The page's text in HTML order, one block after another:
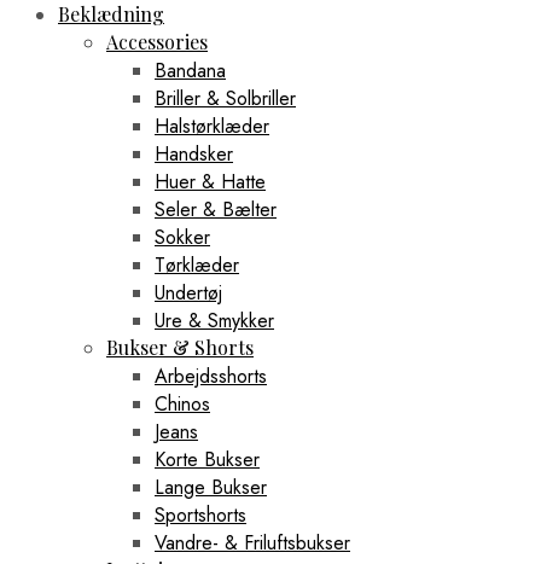
Beklædning
Accessories
Bandana
Briller & Solbriller
Halstørklæder
Handsker
Huer & Hatte
Seler & Bælter
Sokker
Tørklæder
Undertøj
Ure & Smykker
Bukser & Shorts
Arbejdsshorts
Chinos
Jeans
Korte Bukser
Lange Bukser
Sportshorts
Vandre- & Friluftsbukser